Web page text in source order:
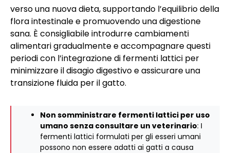
verso una nuova dieta, supportando l’equilibrio della
flora intestinale e promuovendo una digestione
sana. È consigliabile introdurre cambiamenti
alimentari gradualmente e accompagnare questi
periodi con l’integrazione di fermenti lattici per
minimizzare il disagio digestivo e assicurare una
transizione fluida per il gatto.
Non somministrare fermenti lattici per uso
umano senza consultare un veterinario: I
fermenti lattici formulati per gli esseri umani
possono non essere adatti ai gatti a causa